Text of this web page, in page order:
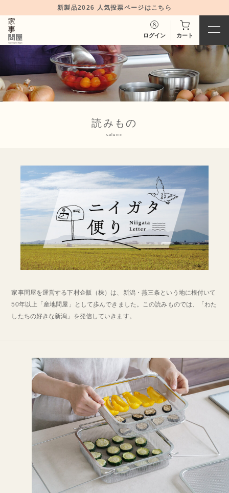
新製品2026 人気投票ページはこちら
ログイン カート
読みもの
column
家事問屋を運営する下村企販（株）は、新潟・燕三条という地に根付いて
50年以上「産地問屋」として歩んできました。この読みものでは、「わた
したちの好きな新潟」を発信していきます。